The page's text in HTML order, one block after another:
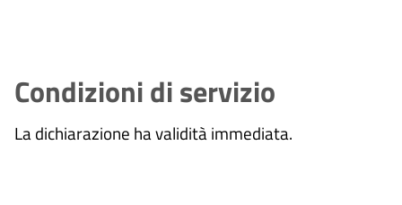
Condizioni di servizio
La dichiarazione ha validità immediata.